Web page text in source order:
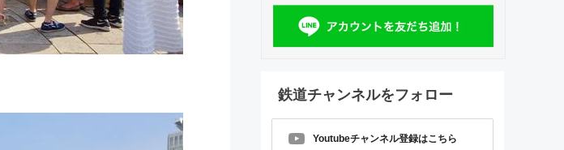
鉄道チャンネルをフォロー
Youtubeチャンネル登録はこちら